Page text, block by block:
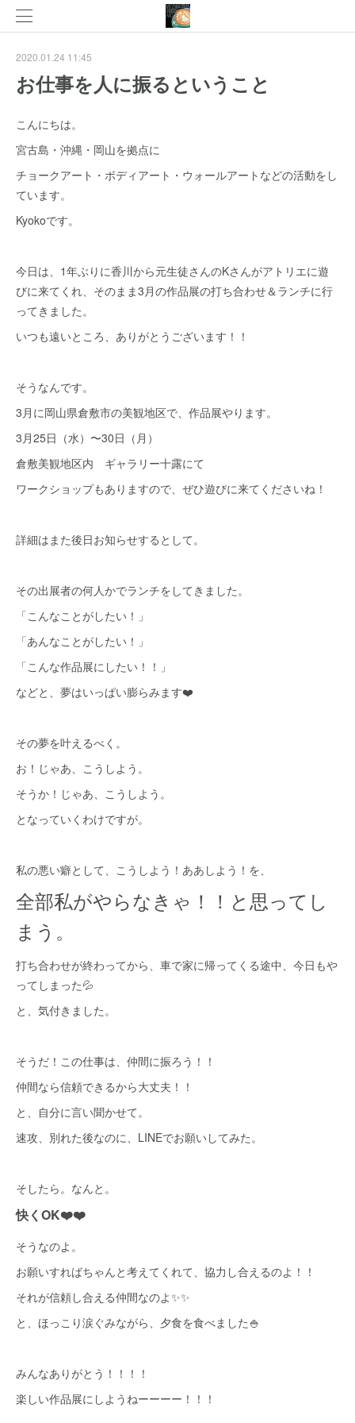
2020.01.24 11:45
お仕事を人に振るということ
こんにちは。
宮古島・沖縄・岡山を拠点に
チョークアート・ボディアート・ウォールアートなどの活動をし
ています。
Kyokoです。
今日は、1年ぶりに香川から元生徒さんのKさんがアトリエに遊
びに来てくれ、そのまま3月の作品展の打ち合わせ＆ランチに行
ってきました。
いつも遠いところ、ありがとうございます！！
そうなんです。
3月に岡山県倉敷市の美観地区で、作品展やります。
3月25日（水）〜30日（月）
倉敷美観地区内 ギャラリー十露にて
ワークショップもありますので、ぜひ遊びに来てくださいね！
詳細はまた後日お知らせするとして。
その出展者の何人かでランチをしてきました。
「こんなことがしたい！」
「あんなことがしたい！」
「こんな作品展にしたい！！」
などと、夢はいっぱい膨らみます❤️
その夢を叶えるべく。
お！じゃあ、こうしよう。
そうか！じゃあ、こうしよう。
となっていくわけですが。
私の悪い癖として、こうしよう！ああしよう！を、
全部私がやらなきゃ！！と思ってし
まう。
打ち合わせが終わってから、車で家に帰ってくる途中、今日もや
ってしまった💦
と、気付きました。
そうだ！この仕事は、仲間に振ろう！！
仲間なら信頼できるから大丈夫！！
と、自分に言い聞かせて。
速攻、別れた後なのに、LINEでお願いしてみた。
そしたら。なんと。
快くOK❤️❤️
そうなのよ。
お願いすればちゃんと考えてくれて、協力し合えるのよ！！
それが信頼し合える仲間なのよ✨✨
と、ほっこり涙ぐみながら、夕食を食べました🍚
みんなありがとう！！！！
楽しい作品展にしようねーーーー！！！